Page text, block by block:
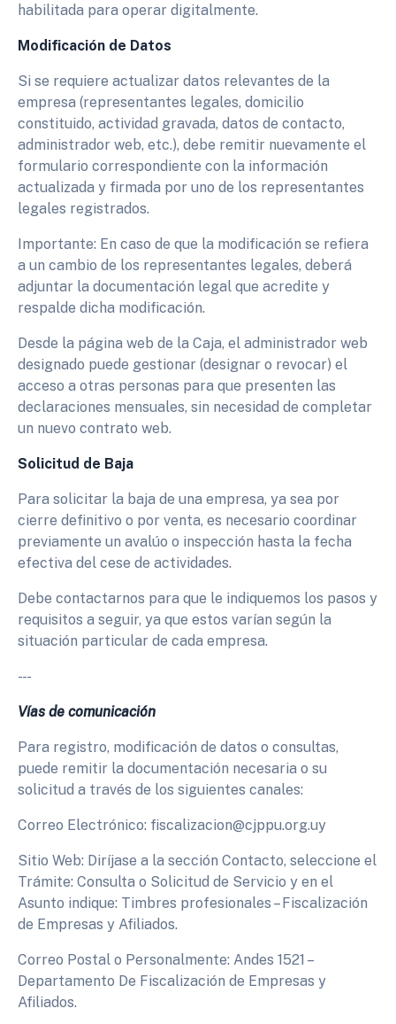
habilitada para operar digitalmente.
Modificación de Datos
Si se requiere actualizar datos relevantes de la
empresa (representantes legales, domicilio
constituido, actividad gravada, datos de contacto,
administrador web, etc.), debe remitir nuevamente el
formulario correspondiente con la información
actualizada y firmada por uno de los representantes
legales registrados.
Importante: En caso de que la modificación se refiera
a un cambio de los representantes legales, deberá
adjuntar la documentación legal que acredite y
respalde dicha modificación.
Desde la página web de la Caja, el administrador web
designado puede gestionar (designar o revocar) el
acceso a otras personas para que presenten las
declaraciones mensuales, sin necesidad de completar
un nuevo contrato web.
Solicitud de Baja
Para solicitar la baja de una empresa, ya sea por
cierre definitivo o por venta, es necesario coordinar
previamente un avalúo o inspección hasta la fecha
efectiva del cese de actividades.
Debe contactarnos para que le indiquemos los pasos y
requisitos a seguir, ya que estos varían según la
situación particular de cada empresa.
- - -
Vías de comunicación
Para registro, modificación de datos o consultas,
puede remitir la documentación necesaria o su
solicitud a través de los siguientes canales:
Correo Electrónico: fiscalizacion@cjppu.org.uy
Sitio Web: Diríjase a la sección Contacto, seleccione el
Trámite: Consulta o Solicitud de Servicio y en el
Asunto indique: Timbres profesionales – Fiscalización
de Empresas y Afiliados.
Correo Postal o Personalmente: Andes 1521 –
Departamento De Fiscalización de Empresas y
Afiliados.